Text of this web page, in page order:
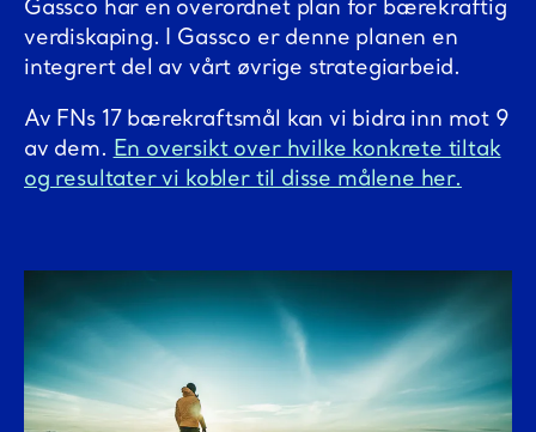
Gassco har en overordnet plan for bærekraftig
verdiskaping. I Gassco er denne planen en
integrert del av vårt øvrige strategiarbeid.
Av FNs 17 bærekraftsmål kan vi bidra inn mot 9
av dem. En oversikt over hvilke konkrete tiltak
og resultater vi kobler til disse målene her.